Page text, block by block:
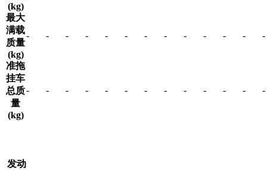
(kg)
最大
满载
质量
(kg)
- - - - - - - - - - - - -
准拖
挂车
总质
量
(kg)
- - - - - - - - - - - - -
发动